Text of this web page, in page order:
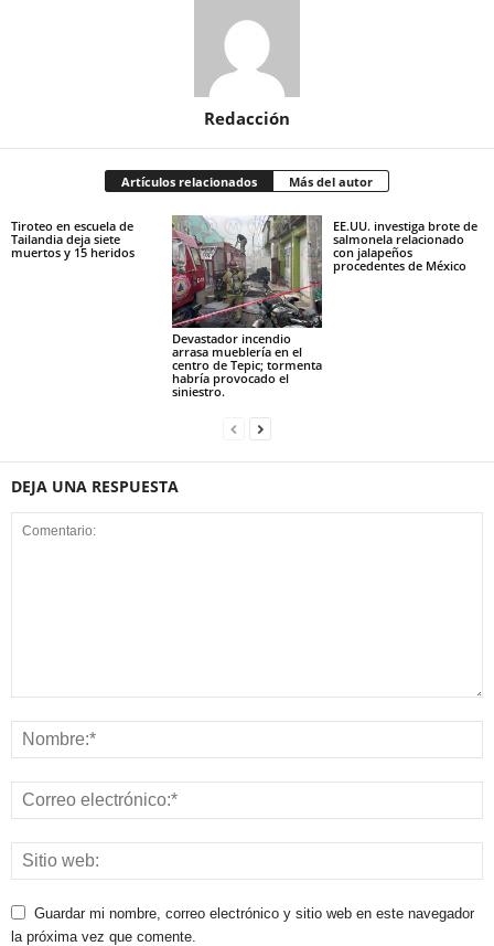
Redacción
Artículos relacionados Más del autor
Tiroteo en escuela de
Tailandia deja siete
muertos y 15 heridos
Devastador incendio
arrasa mueblería en el
centro de Tepic; tormenta
habría provocado el
siniestro.
EE.UU. investiga brote de
salmonela relacionado
con jalapeños
procedentes de México
DEJA UNA RESPUESTA
Guardar mi nombre, correo electrónico y sitio web en este navegador
la próxima vez que comente.